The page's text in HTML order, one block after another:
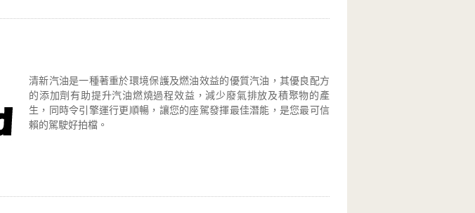
清新汽油是一種著重於環境保護及燃油效益的優質汽油，其優良配方
的添加劑有助提升汽油燃燒過程效益，減少廢氣排放及積聚物的產
生，同時令引擎運行更順暢，讓您的座駕發揮最佳潛能，是您最可信
賴的駕駛好拍檔。